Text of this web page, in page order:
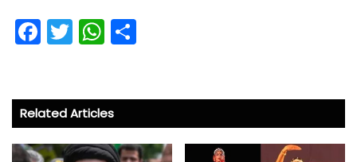
Fa
ce
o
ok
T
wi
er
W
ha
A
p
Related Articles